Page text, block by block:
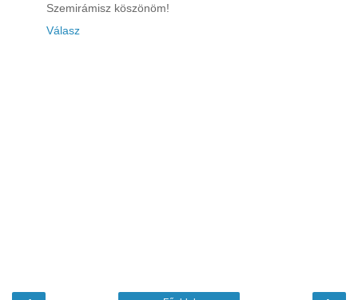
Szemirámisz köszönöm!
Válasz